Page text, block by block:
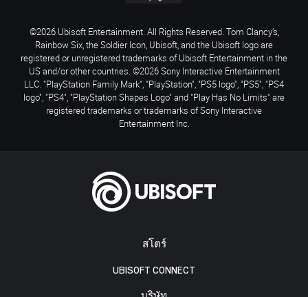
สโตร์
UBISOFT CONNECT
©2026 Ubisoft Entertainment. All Rights Reserved. Tom Clancy’s,
Rainbow Six, the Soldier Icon, Ubisoft, and the Ubisoft logo are
registered or unregistered trademarks of Ubisoft Entertainment in the
US and/or other countries. ©2026 Sony Interactive Entertainment
LLC. "PlayStation Family Mark", "PlayStation", "PS5 logo", "PS5", "PS4
logo", "PS4", "PlayStation Shapes Logo" and "Play Has No Limits" are
registered trademarks or trademarks of Sony Interactive
Entertainment Inc.